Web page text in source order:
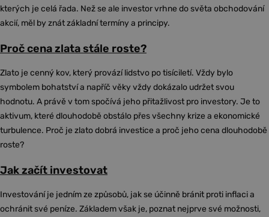
kterých je celá řada. Než se ale investor vrhne do světa obchodování
akcií, měl by znát základní termíny a principy.
Proč cena zlata stále roste?
Zlato je cenný kov, který provází lidstvo po tisíciletí. Vždy bylo
symbolem bohatství a napříč věky vždy dokázalo udržet svou
hodnotu. A právě v tom spočívá jeho přitažlivost pro investory. Je to
aktivum, které dlouhodobě obstálo přes všechny krize a ekonomické
turbulence. Proč je zlato dobrá investice a proč jeho cena dlouhodobě
roste?
Jak začít investovat
Investování je jedním ze způsobů, jak se účinně bránit proti inflaci a
ochránit své peníze. Základem však je, poznat nejprve své možnosti,